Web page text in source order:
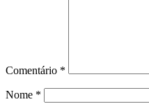
Comentário *
Nome *